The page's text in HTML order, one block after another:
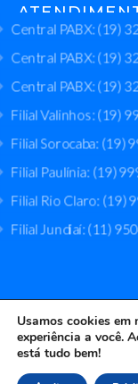
Central PABX: (19)
Central PABX: (19)
Central PABX: (19)
Filial Valinhos: (19)
Filial Sorocaba: (19)
Filial Paulínia: (19)
Filial Rio Claro: (19)
Filial Jundiaí: (11)
Bomserv
Usamos cookies em
experiência a você.
está tudo bem!